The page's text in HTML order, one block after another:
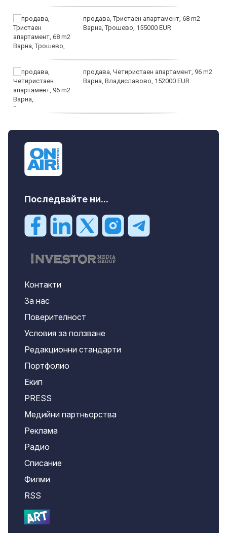
продава, Тристаен апартамент, 68 m2
Варна, Трошево, 155000 EUR
продава, Четиристаен апартамент, 96 m2
Варна, Владиславово, 152000 EUR
Последвайте ни...
Контакти
За нас
Поверителност
Условия за ползване
Редакционни стандарти
Портфолио
Екип
PRESS
Медийни партньорства
Реклама
Радио
Списание
Филми
RSS